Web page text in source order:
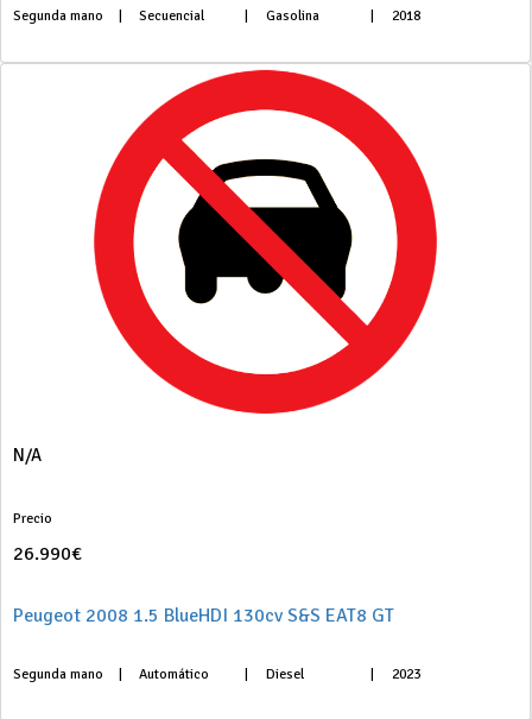
Segunda mano Secuencial Gasolina 2018
N/A
Precio
26.990€
Peugeot 2008 1.5 BlueHDI 130cv S&S EAT8 GT
Segunda mano Automático Diesel 2023